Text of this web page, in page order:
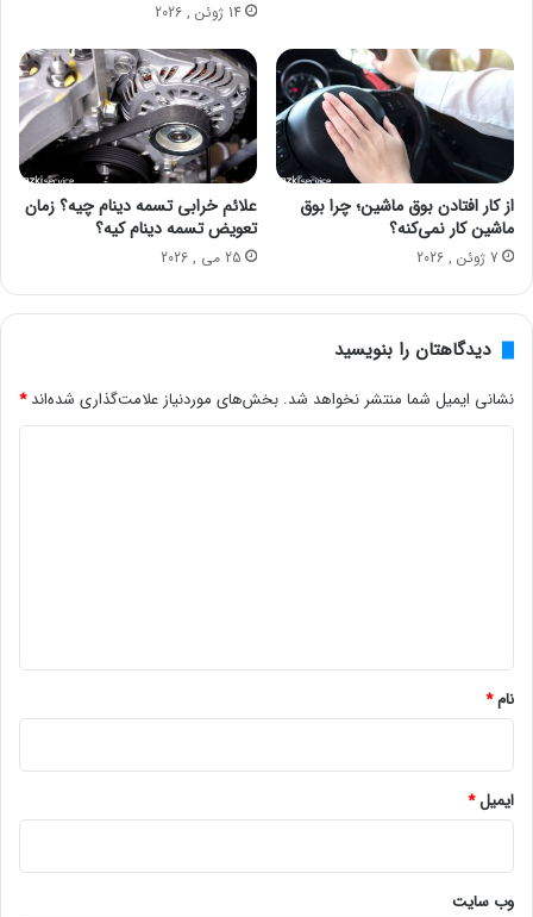
14 ژوئن , 2026
از کار افتادن بوق ماشین؛ چرا بوق
ماشین کار نمی‌کنه؟
7 ژوئن , 2026
علائم خرابی تسمه دینام چیه؟ زمان
تعویض تسمه دینام کیه؟
25 می , 2026
دیدگاهتان را بنویسید
نشانی ایمیل شما منتشر نخواهد شد. بخش‌های موردنیاز علامت‌گذاری شده‌اند*
نام*
ایمیل*
وب‌ سایت